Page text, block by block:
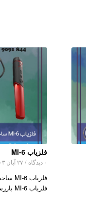
فلزیاب MI-6
۰ دیدگاه / ۲۷ آبان ۱۴۰۳
فلزیاب MI-6 بازرسی بدنی نمونه هایی…